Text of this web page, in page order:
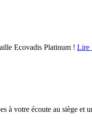
Ecovadis Platinum ! Lire
à votre écoute au siège et